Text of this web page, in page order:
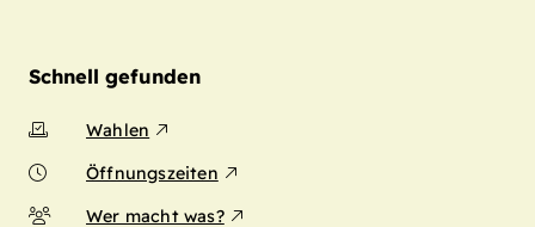
Schnell gefunden
Wahlen
Öffnungszeiten
Wer macht was?